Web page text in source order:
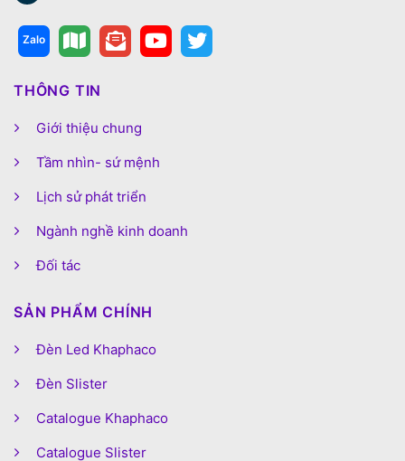
THÔNG TIN
Giới thiệu chung
Tầm nhìn- sứ mệnh
Lịch sử phát triển
Ngành nghề kinh doanh
Đối tác
SẢN PHẨM CHÍNH
Đèn Led Khaphaco
Đèn Slister
Catalogue Khaphaco
Catalogue Slister